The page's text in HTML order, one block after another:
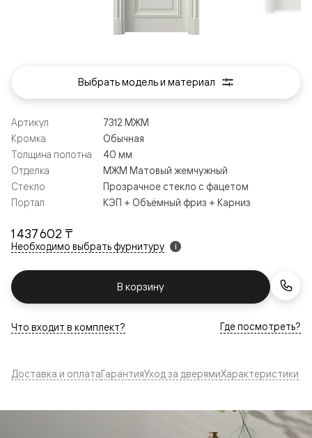
1 437 602 ₸
Необходимо выбрать фурнитуру i
В корзину
Артикул
7312 МЖМ
Кромка
Обычная
Толщина полотна
40 мм
Отделка
МЖМ Матовый жемчужный
Стекло
Прозрачное стекло с фацетом
Портал
КЭП + Объёмный фриз + Карниз
Что входит в комплект? Где посмотреть?
Выбрать модель и материал
Доставка и оплатаГарантияУход за дверямиХарактеристики